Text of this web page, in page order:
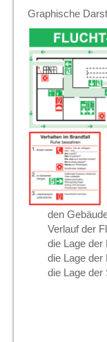
Graphische
den
Verlauf der
die Lage der
die Lage der
die Lage der